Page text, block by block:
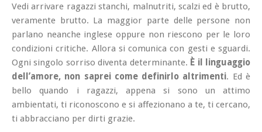
Vedi arrivare ragazzi stanchi, malnutriti, scalzi ed è brutto,
veramente brutto. La maggior parte delle persone non
parlano neanche inglese oppure non riescono per le loro
condizioni critiche. Allora si comunica con gesti e sguardi.
Ogni singolo sorriso diventa determinante. È il linguaggio
dell’amore, non saprei come definirlo altrimenti. Ed è
bello quando i ragazzi, appena si sono un attimo
ambientati, ti riconoscono e si affezionano a te, ti cercano,
ti abbracciano per dirti grazie.